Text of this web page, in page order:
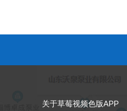
关于草莓视频色版APP